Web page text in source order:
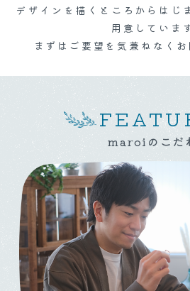
デザインを描くところからはじ
用意していま
まずはご要望を気兼ねなくお
maroiのこだ